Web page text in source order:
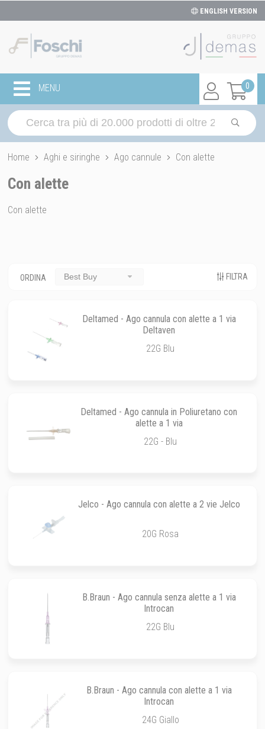
ENGLISH VERSION
0
MENU
Home Aghi e siringhe Ago cannule Con alette
Con alette
Con alette
ORDINA Best Buy FILTRA
Deltamed - Ago cannula con alette a 1 via
Deltaven
22G Blu
Deltamed - Ago cannula in Poliuretano con
alette a 1 via
22G - Blu
Jelco - Ago cannula con alette a 2 vie Jelco
20G Rosa
B.Braun - Ago cannula senza alette a 1 via
Introcan
22G Blu
B.Braun - Ago cannula con alette a 1 via
Introcan
24G Giallo